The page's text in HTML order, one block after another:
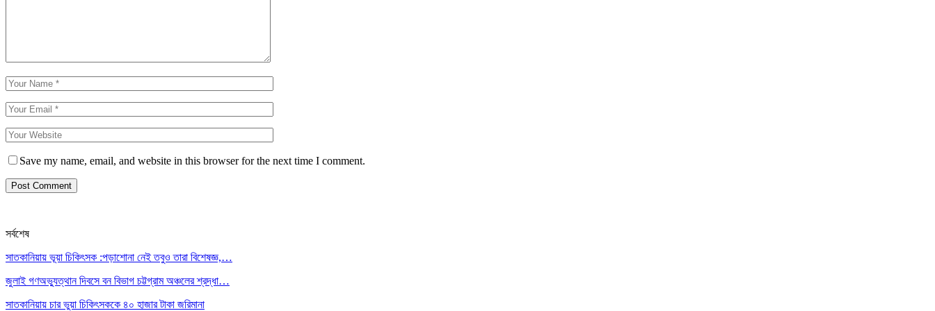
Save my name, email, and website in this browser for the next time I comment.
সর্বশেষ
সাতকানিয়ায় ভূয়া চিকিৎসক :পড়াশোনা নেই তবুও তারা বিশেষজ্ঞ,…
জুলাই গণঅভ্যুত্থান দিবসে বন বিভাগ চট্টগ্রাম অঞ্চলের শ্রদ্ধা…
সাতকানিয়ায় চার ভুয়া চিকিৎসককে ৪০ হাজার টাকা জরিমানা